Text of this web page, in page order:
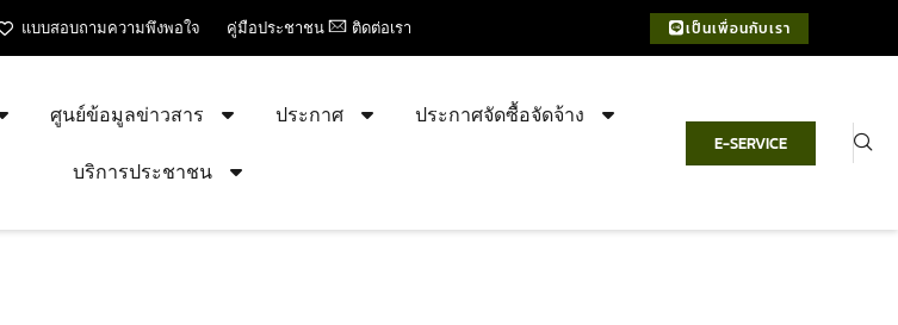
แบบสอบถามความพึงพอใจ คู่มือประชาชน ติดต่อเรา เป็นเพื่อนกับเรา
ศูนย์ข้อมูลข่าวสาร ประกาศ
ประกาศจัดซื้อจัดจ้าง
บริการประชาชน
E-SERVICE